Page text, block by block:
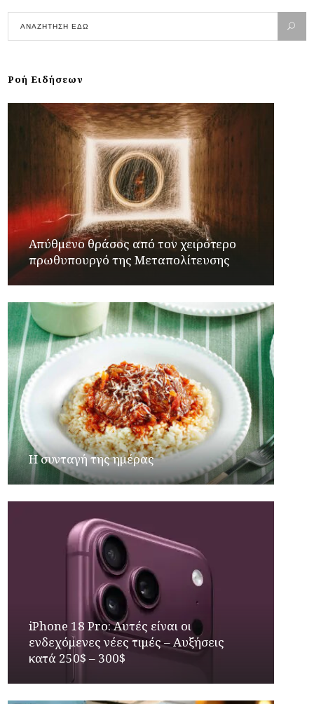
Ροή Ειδήσεων
Απύθμενο θράσος από τον χειρότερο
πρωθυπουργό της Μεταπολίτευσης
Η συνταγή της ημέρας
iPhone 18 Pro: Αυτές είναι οι
ενδεχόμενες νέες τιμές – Αυξήσεις
κατά 250$ – 300$